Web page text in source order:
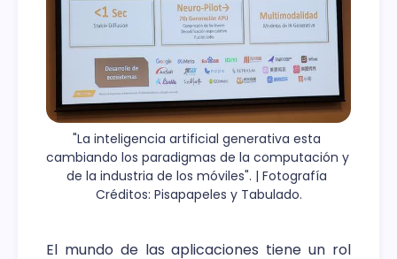
"La inteligencia artificial generativa esta
cambiando los paradigmas de la computación y
de la industria de los móviles". | Fotografía
Créditos: Pisapapeles y Tabulado.
El mundo de las aplicaciones tiene un rol